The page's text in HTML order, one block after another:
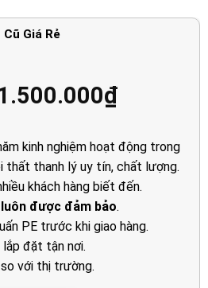
Giá Rẻ
₫Giá
tại
là:
kinh nghiệm hoạt động trong
thất thanh lý uy tín, chất lượng.
khách hàng biết đến.
luôn được đảm bảo.
PE trước khi giao hàng.
đặt tận nơi.
so với thị trường.